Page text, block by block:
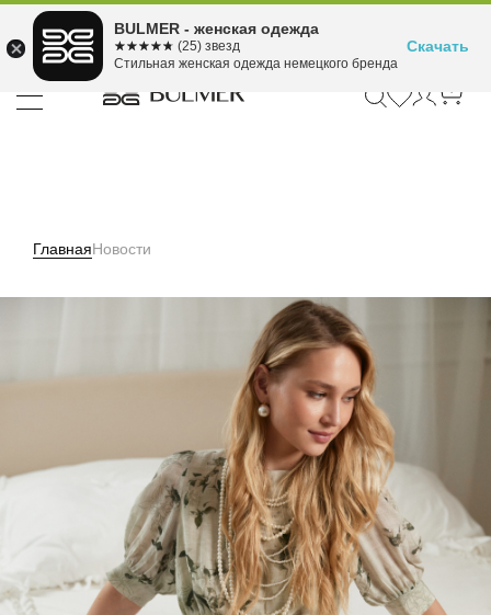
Подели оплату на 4
платежа ⓘ
Для покупок от 300 ₽ до 30,000 ₽
ГлавнаяНовости
BULMER - женская одежда
☆☆☆☆☆
★★★★★ (25) звезд
Стильная женская одежда немецкого бренда
Скачать